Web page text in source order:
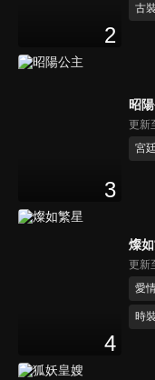
2
古
3
昭
更新
宮廷
4
燦
更新
愛
時